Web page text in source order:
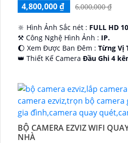
4,800,000 ₫
6,000,000 ₫
🔆 Hình Ảnh Sắc nét : FULL HD
⚒ Công Nghệ Hình Ảnh : IP.
🌔 Xem Được Ban Đêm : Từng Vị
👑 Thiết Kế Camera Đầu Ghi 4
BỘ CAMERA EZVIZ WIFI
NHÀ